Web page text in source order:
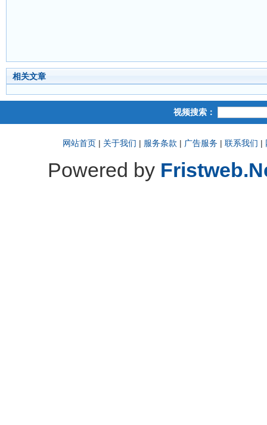
相关文章
视频搜索：
网站首页 | 关于我们 | 服务条款 | 广告服务 |联系我们 |
Powered by